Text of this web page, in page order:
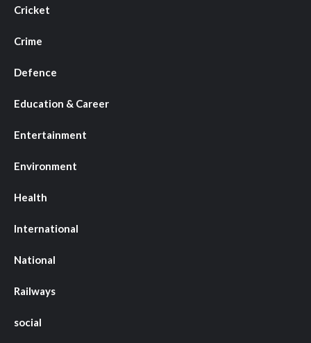
Cricket
Crime
Defence
Education & Career
Entertainment
Environment
Health
International
National
Railways
social